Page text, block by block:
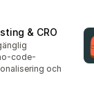
& CRO
code-
och